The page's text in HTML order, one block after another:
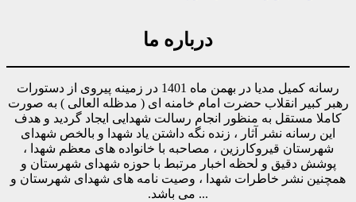
درباره ما
رسانه کمیل مدیا در بهمن ماه 1401 در زمینه پیروی از دستورات
رهبر کبیر انقلاب حضرت امام خامنه ای ( مدظله العالی ) به صورت
کاملا مستقل به منظور انجام رسالت شهدایی ایجاد گردید و هدف
این رسانه نشر آثار ، زنده نگه داشتن یاد شهدا و بالخص شهدای
شهرستان قیروکارزین ، مصاحبه با خانواده های معظم شهدا ،
پوشش دقیق و لحظه اخبار مرتبط با حوزه شهدای شهرستان و
همچنین نشر خاطرات شهدا ، وصیت نامه های شهدای شهرستان و
... می باشد.